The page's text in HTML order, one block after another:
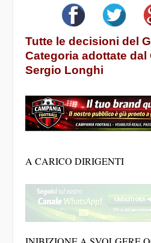
Tutte le decisioni del
Categoria adottate
Sergio Longhi
A CARICO DIRIGENTI
INIBIZIONE A SVOLGERE